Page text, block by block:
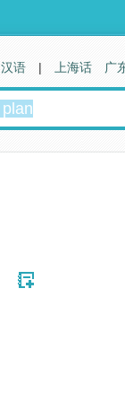
汉语 | 上海话 广